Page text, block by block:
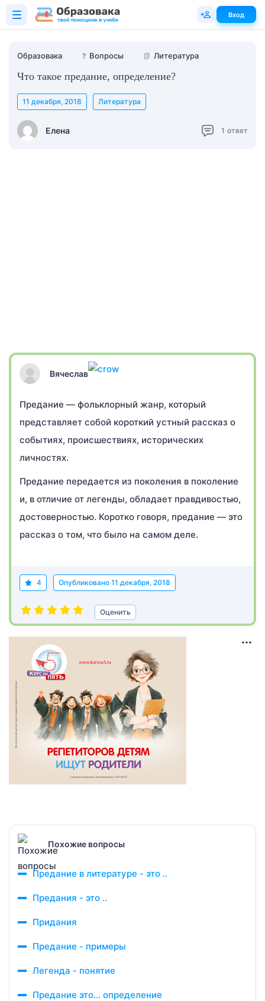
Образовака ❓ Вопросы 📗 Литература
Что такое предание, определение?
Елена
11 декабря, 2018 Литература
1 ответ
Вячеслав
Предание — фольклорный жанр, который
представляет собой короткий устный рассказ о
событиях, происшествиях, исторических
личностях.
Предание передается из поколения в поколение
и, в отличие от легенды, обладает правдивостью,
достоверностью. Коротко говоря, предание — это
рассказ о том, что было на самом деле.
4 Опубликовано 11 декабря, 2018
Оценить
Похожие вопросы
Предание в литературе - это ..
Предания - это ..
Придания
Предание - примеры
Легенда - понятие
Предание это… определение
Вход